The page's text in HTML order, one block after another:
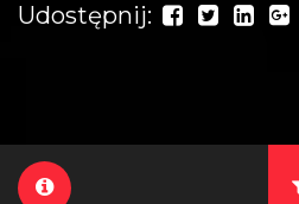
Udostępnij: